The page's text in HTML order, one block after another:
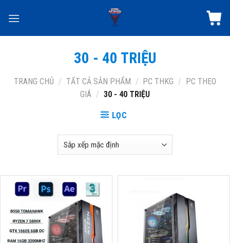
30 - 40 TRIỆU
TRANG CHỦ / TẤT CẢ SẢN PHẨM / PC THKG /
PC THEO
GIÁ / 30 - 40 TRIỆU
LỌC